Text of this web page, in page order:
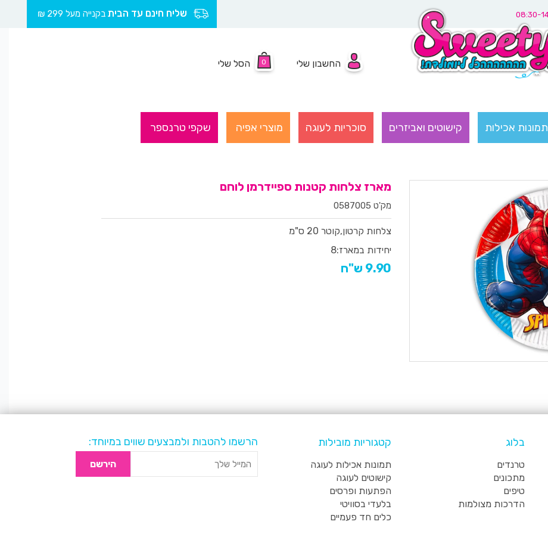
שליח חינם עד הבית בקנייה מעל 299 ₪
החשבון שלי 0 הסל שלי
תמונות אכילות קישוטים ואביזרים סוכריות לעוגה מוצרי אפיה שקפי טרנספר
מארז צלחות קטנות ספיידרמן לוחם
מק'ט 0587005
צלחות קרטון,קוטר 20 ס"מ
יחידות במארז:8
9.90 ש"ח
בלוג
טרנדים
מתכונים
טיפים
הדרכות מצולמות
קטגוריות מובילות
תמונות אכילות לעוגה
קישוטים לעוגה
הפתעות ופרסים
בלעדי בסוויטי
כלים חד פעמיים
הרשמו להטבות ולמבצעים שווים במיוחד:
הירשם